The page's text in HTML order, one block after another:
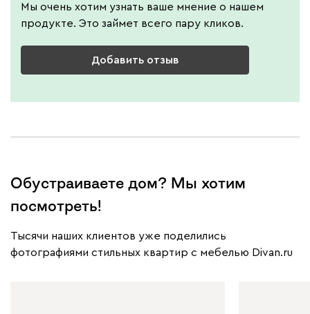
Мы очень хотим узнать ваше мнение о нашем
продукте. Это займет всего пару кликов.
Добавить отзыв
Обустраиваете дом? Мы хотим
посмотреть!
Тысячи наших клиентов уже поделились
фотографиями стильных квартир с мебелью Divan.ru